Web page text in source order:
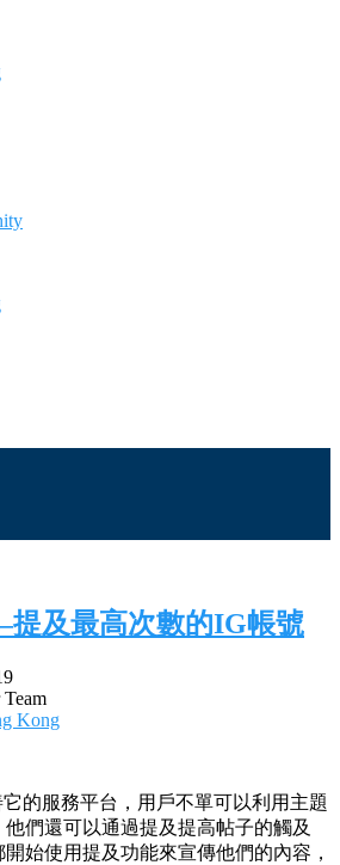
提及最高次數的IG帳號
Kong
它的服務平台，用戶不單可以利用主題
們還可以通過提及提高帖子的觸及
始使用提及功能來宣傳他們的內容，